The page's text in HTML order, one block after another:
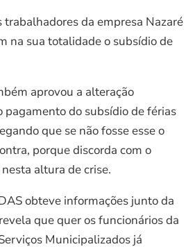
trabalhadores da empresa Nazaré
na sua totalidade o subsídio de
aprovou a alteração
pagamento do subsídio de férias
que se não fosse esse o
porque discorda com o
altura de crise.
obteve informações junto da
que quer os funcionários da
Municipalizados já